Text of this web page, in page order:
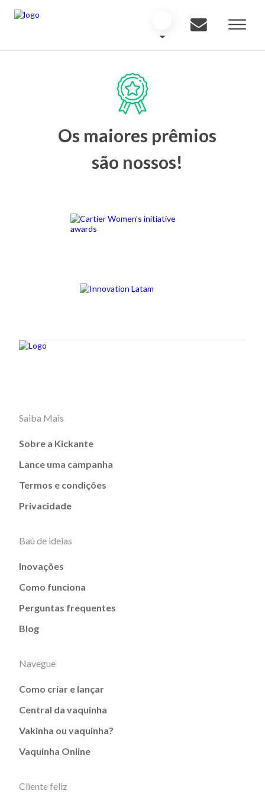
Os maiores prêmios
são nossos!
Saiba Mais
Sobre a Kickante
Lance uma campanha
Termos e condições
Privacidade
Baú de ideias
Inovações
Como funciona
Perguntas frequentes
Blog
Navegue
Como criar e lançar
Central da vaquinha
Vakinha ou vaquinha?
Vaquinha Online
Cliente feliz